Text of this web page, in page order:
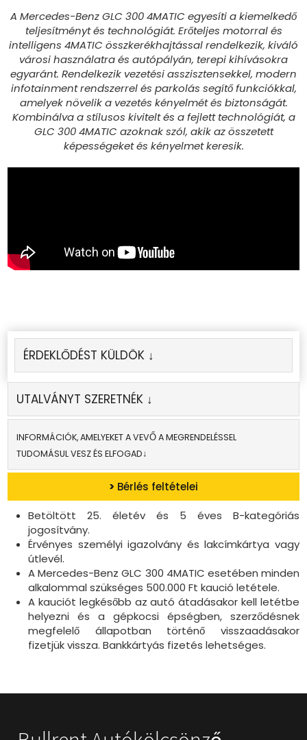
A Mercedes-Benz GLC 300 4MATIC egyesíti a kiemelkedő
teljesítményt és technológiát. Erőteljes motorral és
intelligens 4MATIC összkerékhajtással rendelkezik, kiváló
városi használatra és autópályán, terepi kihívásokra
egyaránt. Rendelkezik vezetési asszisztensekkel, modern
infotainment rendszerrel és parkolás segítő funkciókkal,
amelyek növelik a vezetés kényelmét és biztonságát.
Kombinálva a stílusos kivitelt és a fejlett technológiát, a
GLC 300 4MATIC azoknak szól, akik az összetett
képességeket és kényelmet keresik.
ÉRDEKLŐDÉST KÜLDÖK ↓
UTALVÁNYT SZERETNÉK ↓
INFORMÁCIÓK, AMELYEKET A VEVŐ A MEGRENDELÉSSEL
TUDOMÁSUL VESZ ÉS ELFOGAD↓
> Bérlés feltételei
Betöltött 25. életév és 5 éves B-kategóriás
jogosítvány.
Érvényes személyi igazolvány és lakcímkártya vagy
útlevél.
A Mercedes-Benz GLC 300 4MATIC esetében minden
alkalommal szükséges 500.000 Ft kaució letétele.
A kauciót legkésőbb az autó átadásakor kell letétbe
helyezni és a gépkocsi épségben, szerződésnek
megfelelő állapotban történő visszaadásakor
fizetjük vissza. Bankkártyás fizetés lehetséges.